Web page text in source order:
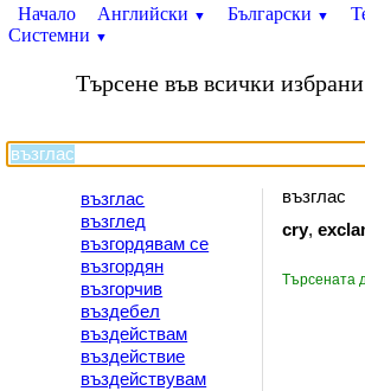
Начало Английски ▼ Български ▼
Системни ▼
Търсене във всички
възглас
възглед
възгордявам се
възгордян
възгорчив
въздебел
въздействам
въздействие
въздействувам
възглас
cry,
Търсената